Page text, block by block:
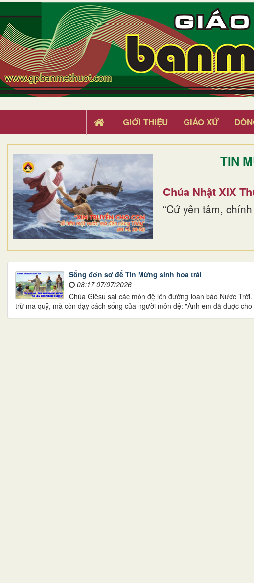
GIỚI THIỆU GIÁO XỨ
TIN
Chúa Nhật XIX
“Cứ yên tâm,
Sống đơn sơ để Tin Mừng sinh hoa trái
08:17 07/07/2026
Chúa Giêsu sai các môn đệ lên đường loan báo Nước
trừ ma quỷ, mà còn dạy cách sống của người môn đệ: "Anh em đã được